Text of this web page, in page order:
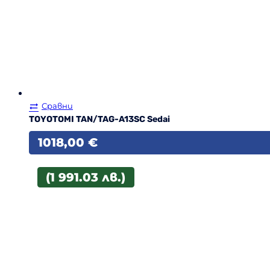
Сравни
TOYOTOMI TAN/TAG-A13SC Sedai
1018,00 €
(1 991.03 лв.)